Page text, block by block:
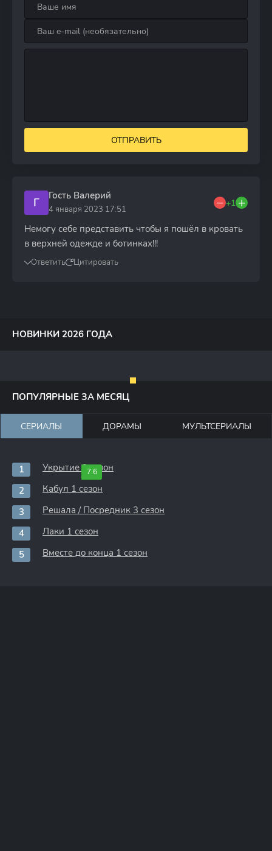
ОТПРАВИТЬ
Г Гость Валерий
4 января 2023 17:51
+1
Немогу себе представить чтобы я пошёл в кровать
в верхней одежде и ботинках!!!
Ответить Цитировать
НОВИНКИ 2026 ГОДА
ПОПУЛЯРНЫЕ ЗА МЕСЯЦ
СЕРИАЛЫ ДОРАМЫ МУЛЬТСЕРИАЛЫ
7.6
Укрытие 3 сезон
Кабул 1 сезон
Решала / Посредник 3 сезон
Лаки 1 сезон
Вместе до конца 1 сезон